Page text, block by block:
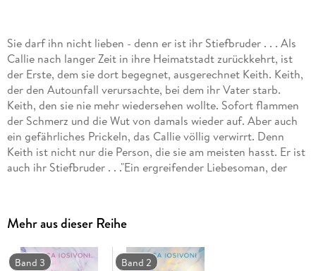
Sie darf ihn nicht lieben - denn er ist ihr Stiefbruder . . . Als
Callie nach langer Zeit in ihre Heimatstadt zurückkehrt, ist
der Erste, dem sie dort begegnet, ausgerechnet Keith. Keith,
der den Autounfall verursachte, bei dem ihr Vater starb.
Keith, den sie nie mehr wiedersehen wollte. Sofort flammen
der Schmerz und die Wut von damals wieder auf. Aber auch
ein gefährliches Prickeln, das Callie völlig verwirrt. Denn
Keith ist nicht nur die Person, die sie am meisten hasst. Er ist
auch ihr Stiefbruder . . ."Ein ergreifender Liebesoman, der
Feeling Close to You (Parker & Teagan)FINDING BACK TO US
ist bereits 2016 unter dem Titel WAS AUCH IMMER
GESCHIEHT als Taschenbuch bei LYX erschienen.
Mehr aus dieser Reihe
Band 3 Band 2